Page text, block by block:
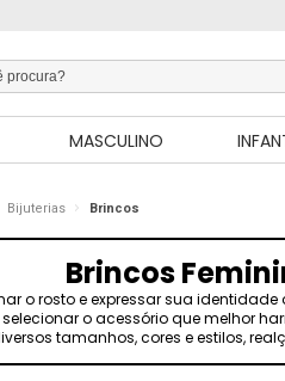
MASCULINO
Bijuterias Brincos
Brincos
o rosto e expressar sua
o acessório que melhor
tamanhos, cores e estilos,